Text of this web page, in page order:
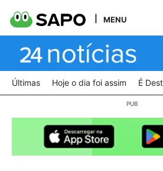
MENU
Últimas Hoje o dia foi assim É